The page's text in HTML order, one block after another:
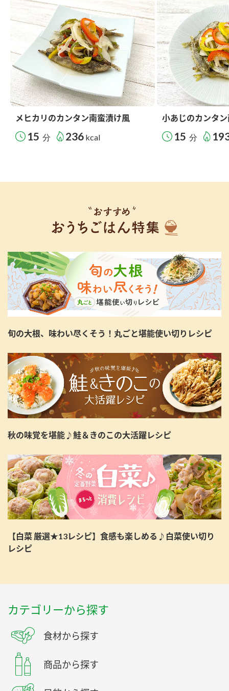
メヒカリのカンタン南蛮漬け風
15 分 236 kcal
小あじのカンタ
15 分
旬の大根、味わい尽くそう！丸ごと堪能使い切りレシピ
秋の味覚を堪能♪鮭＆きのこの大活躍レシピ
【白菜 厳選★13レシピ】食感も楽しめる♪白菜使い切り
レシピ
カテゴリーから探す
食材から探す
商品から探す